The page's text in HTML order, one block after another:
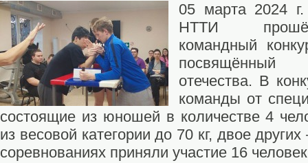
05 марта 2024
НТТИ
командный
отечества. В
команды от
состоящие из юношей в количестве 4
из весовой категории до 70 кг, двое
соревнованиях приняли участие 16